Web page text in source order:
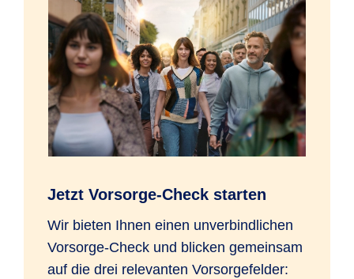
Jetzt Vorsorge-Check starten
Wir bieten Ihnen einen unverbindlichen
Vorsorge-Check und blicken gemeinsam
auf die drei relevanten Vorsorgefelder: